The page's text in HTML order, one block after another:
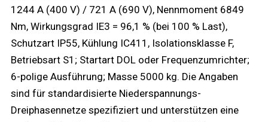
1244 A (400 V) / 721 A (690 V), Nennmoment 6849
Nm, Wirkungsgrad IE3 = 96,1 % (bei 100 % Last),
Schutzart IP55, Kühlung IC411, Isolationsklasse F,
Betriebsart S1; Startart DOL oder Frequenzumrichter;
6-polige Ausführung; Masse 5000 kg. Die Angaben
sind für standardisierte Niederspannungs-
Dreiphasennetze spezifiziert und unterstützen eine